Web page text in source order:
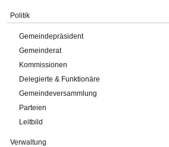
Politik
Gemeindepräsident
Gemeinderat
Kommissionen
Delegierte & Funktionäre
Gemeindeversammlung
Parteien
Leitbild
Verwaltung